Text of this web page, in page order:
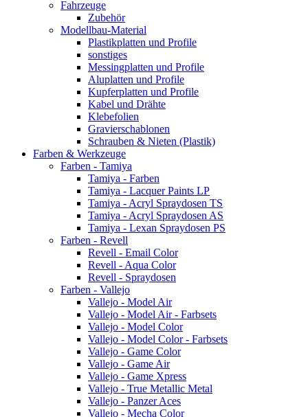
Fahrzeuge
Zubehör
Modellbau-Material
Plastikplatten und Profile
sonstiges
Messingplatten und Profile
Aluplatten und Profile
Kupferplatten und Profile
Kabel und Drähte
Klebefolien
Gravierschablonen
Schrauben & Nieten (Plastik)
Farben & Werkzeuge
Farben - Tamiya
Tamiya - Farben
Tamiya - Lacquer Paints LP
Tamiya - Acryl Spraydosen TS
Tamiya - Acryl Spraydosen AS
Tamiya - Lexan Spraydosen PS
Farben - Revell
Revell - Email Color
Revell - Aqua Color
Revell - Spraydosen
Farben - Vallejo
Vallejo - Model Air
Vallejo - Model Air - Farbsets
Vallejo - Model Color
Vallejo - Model Color - Farbsets
Vallejo - Game Color
Vallejo - Game Air
Vallejo - Game Xpress
Vallejo - True Metallic Metal
Vallejo - Panzer Aces
Vallejo - Mecha Color